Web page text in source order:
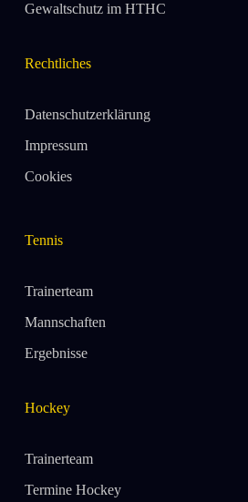
Gewaltschutz im HTHC
Rechtliches
Datenschutzerklärung
Impressum
Cookies
Tennis
Trainerteam
Mannschaften
Ergebnisse
Hockey
Trainerteam
Termine Hockey